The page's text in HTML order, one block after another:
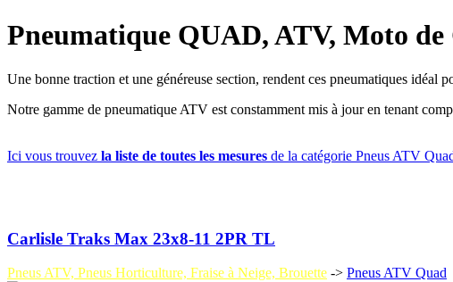
Pneumatique QUAD, ATV, Moto de
Une bonne traction et une généreuse section, rendent ces pneumatiques idéal
Notre gamme de pneumatique ATV est constamment mis à jour en tenant
Ici vous trouvez la liste de toutes les mesures de la catégorie Pneus ATV
Carlisle Traks Max 23x8-11 2PR TL
Pneus ATV, Pneus Horticulture, Fraise à Neige, Brouette -> Pneus ATV Quad